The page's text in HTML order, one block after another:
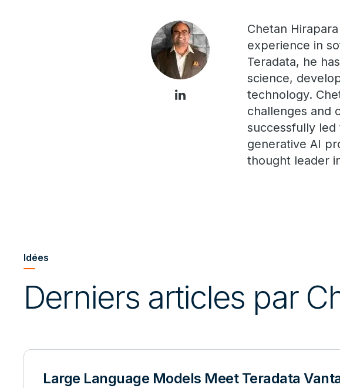
Chetan
experience in
Teradata, he
science,
technology.
challenges and
successfully
generative AI
thought leader
Idées
Derniers articles par
Large Language Models Meet Teradata